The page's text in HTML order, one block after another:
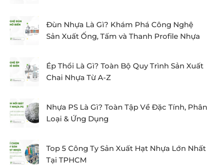
Đùn Nhựa Là Gì? Khám Phá Công Nghệ
Sản Xuất Ống, Tấm và Thanh Profile Nhựa
Ép Thổi Là Gì? Toàn Bộ Quy Trình Sản Xuất
Chai Nhựa Từ A-Z
Nhựa PS Là Gì? Toàn Tập Về Đặc Tính, Phân
Loại & Ứng Dụng
Top 5 Công Ty Sản Xuất Hạt Nhựa Lớn Nhất
Tại TPHCM